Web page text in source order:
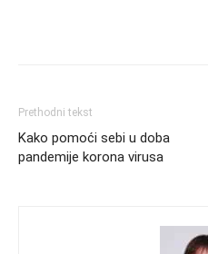
Prethodni tekst
Kako pomoći sebi u doba
pandemije korona virusa